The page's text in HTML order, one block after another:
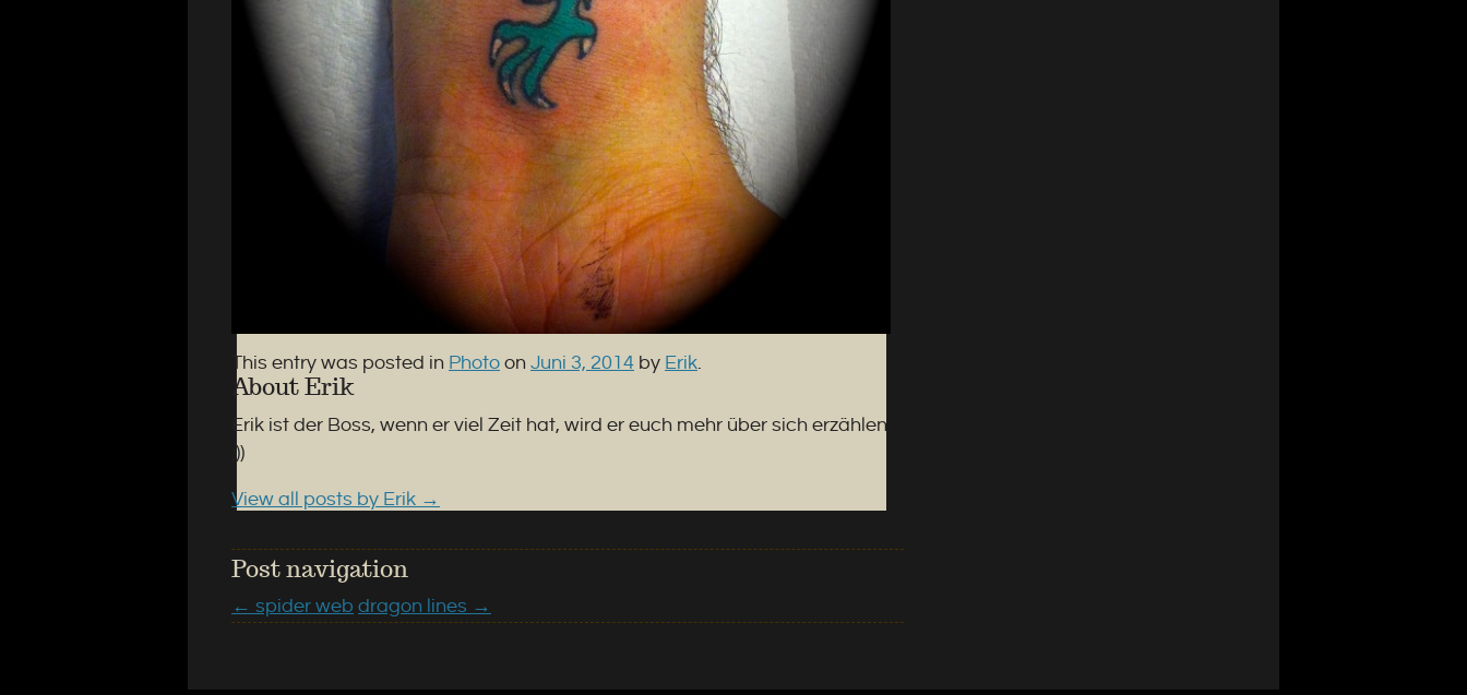
This entry was posted in Photo on Juni 3, 2014 by Erik.
About Erik
Erik ist der Boss, wenn er viel Zeit hat, wird er euch mehr über sich erzählen
;))
View all posts by Erik →
Post navigation
← spider web dragon lines →